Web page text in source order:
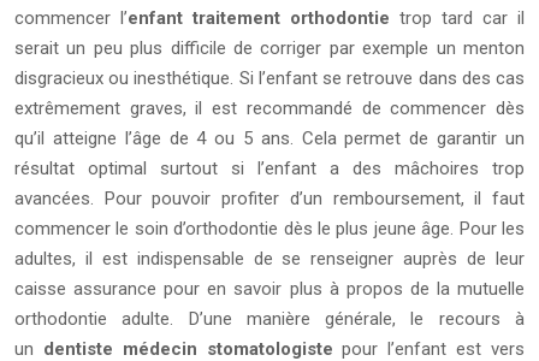
commencer l’enfant traitement orthodontie trop tard car il
serait un peu plus difficile de corriger par exemple un menton
disgracieux ou inesthétique. Si l’enfant se retrouve dans des cas
extrêmement graves, il est recommandé de commencer dès
qu’il atteigne l’âge de 4 ou 5 ans. Cela permet de garantir un
résultat optimal surtout si l’enfant a des mâchoires trop
avancées. Pour pouvoir profiter d’un remboursement, il faut
commencer le soin d’orthodontie dès le plus jeune âge. Pour les
adultes, il est indispensable de se renseigner auprès de leur
caisse assurance pour en savoir plus à propos de la mutuelle
orthodontie adulte. D’une manière générale, le recours à
un dentiste médecin stomatologiste pour l’enfant est vers